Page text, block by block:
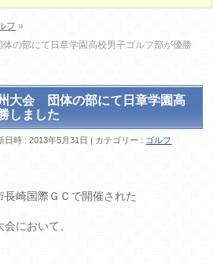
フ »
の部にて日章学園高校男子ゴルフ部が優勝
大会 団体の部にて日章学園高
しました
日時 : 2013年5月31日 カテゴリー : ゴルフ
長崎国際ＧＣで開催された
において、